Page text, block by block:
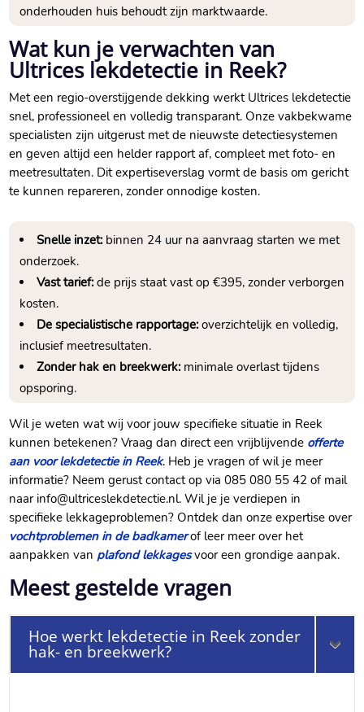
onderhouden huis behoudt zijn marktwaarde.
Wat kun je verwachten van
Ultrices lekdetectie in Reek?
Met een regio-overstijgende dekking werkt Ultrices lekdetectie
snel, professioneel en volledig transparant. Onze vakbekwame
specialisten zijn uitgerust met de nieuwste detectiesystemen
en geven altijd een helder rapport af, compleet met foto- en
meetresultaten. Dit expertiseverslag vormt de basis om gericht
te kunnen repareren, zonder onnodige kosten.
Snelle inzet:binnen 24 uur na aanvraag starten we met
onderzoek.
Vast tarief:de prijs staat vast op €395, zonder verborgen
kosten.
De specialistische rapportage:overzichtelijk en volledig,
inclusief meetresultaten.
Zonder hak en breekwerk:minimale overlast tijdens
opsporing.
Wil je weten wat wij voor jouw specifieke situatie in Reek
kunnen betekenen? Vraag dan direct een vrijblijvende offerte
aan voor lekdetectie in Reek. Heb je vragen of wil je meer
informatie? Neem gerust contact op via 085 080 55 42 of mail
naar info@ultriceslekdetectie.nl. Wil je je verdiepen in
specifieke lekkageproblemen? Ontdek dan onze expertise over
vochtproblemen in de badkamerof leer meer over het
aanpakken van plafond lekkagesvoor een grondige aanpak.
Meest gestelde vragen
Hoe werkt lekdetectie in Reek zonder
hak- en breekwerk?